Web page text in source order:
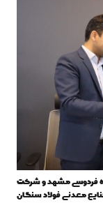
فردوسی مشهد و شرکت
معدنی فولاد سنگان